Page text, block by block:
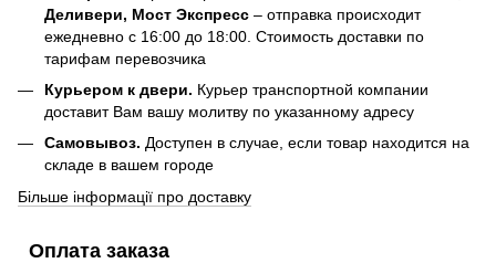
Деливери, Мост Экспресс – отправка происходит
ежедневно с 16:00 до 18:00. Стоимость доставки по
тарифам перевозчика
Курьером к двери. Курьер транспортной компании
доставит Вам вашу молитву по указанному адресу
Самовывоз. Доступен в случае, если товар находится на
складе в вашем городе
Більше інформації про доставку
Оплата заказа